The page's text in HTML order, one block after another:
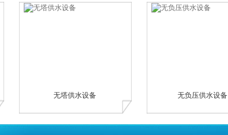
无塔供水设备 无负压供水设备